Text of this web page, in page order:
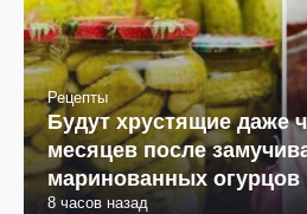
Рецепты
Будут хрустящие даже
месяцев после
маринованных огурцов
8 часов назад